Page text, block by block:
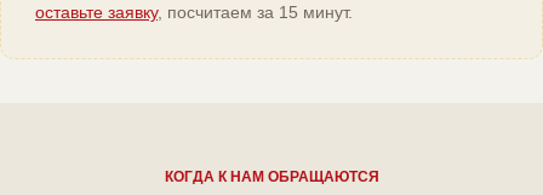
оставьте заявку, посчитаем за 15 минут.
КОГДА К НАМ ОБРАЩАЮТСЯ